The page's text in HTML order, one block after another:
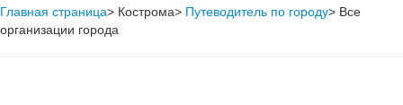
Главная страница> Кострома> Путеводитель по городу> Все
организации города